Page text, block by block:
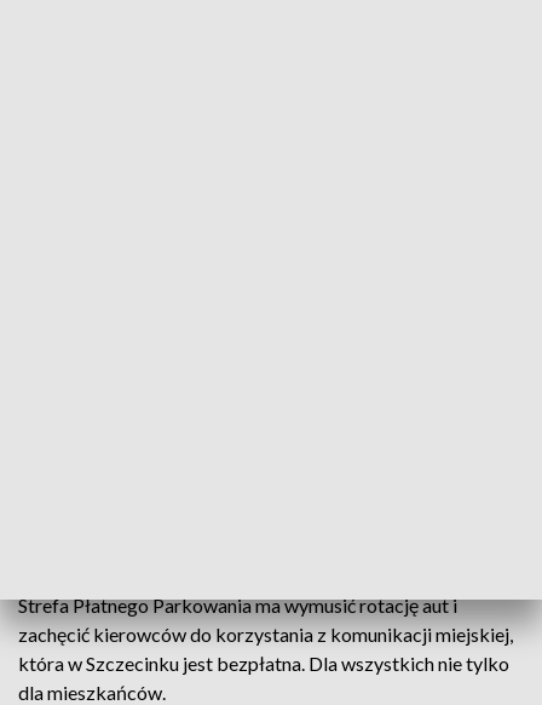
Strefa Płatnego Parkowania ma wymusić rotację aut i
zachęcić kierowców do korzystania z komunikacji miejskiej,
która w Szczecinku jest bezpłatna. Dla wszystkich nie tylko
dla mieszkańców.